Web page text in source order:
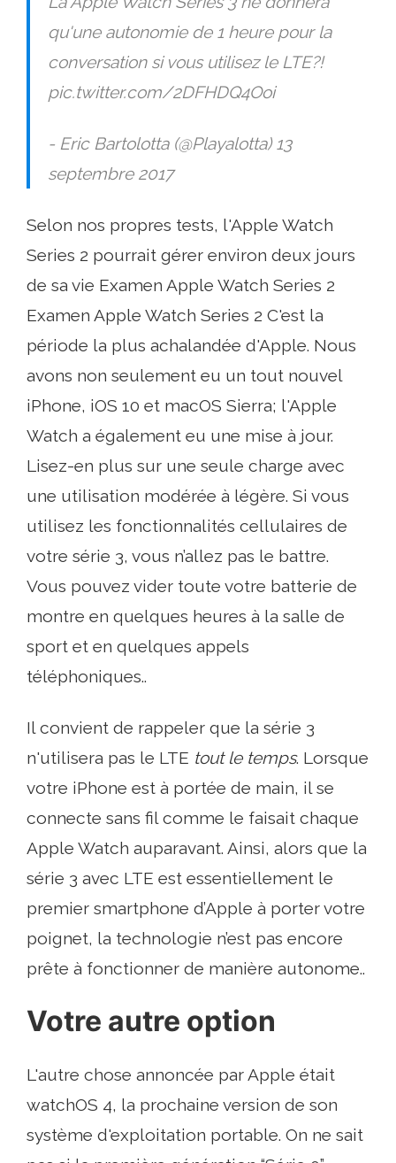
qu'une autonomie de 1 heure pour la
conversation si vous utilisez le LTE?!
pic.twitter.com/2DFHDQ4Ooi
- Eric Bartolotta (@Playalotta) 13
septembre 2017
Selon nos propres tests, l'Apple Watch
Series 2 pourrait gérer environ deux jours
de sa vie Examen Apple Watch Series 2
Examen Apple Watch Series 2 C'est la
période la plus achalandée d'Apple. Nous
avons non seulement eu un tout nouvel
iPhone, iOS 10 et macOS Sierra; l'Apple
Watch a également eu une mise à jour.
Lisez-en plus sur une seule charge avec
une utilisation modérée à légère. Si vous
utilisez les fonctionnalités cellulaires de
votre série 3, vous n’allez pas le battre.
Vous pouvez vider toute votre batterie de
montre en quelques heures à la salle de
sport et en quelques appels
téléphoniques..
Il convient de rappeler que la série 3
n'utilisera pas le LTE tout le temps. Lorsque
votre iPhone est à portée de main, il se
connecte sans fil comme le faisait chaque
Apple Watch auparavant. Ainsi, alors que la
série 3 avec LTE est essentiellement le
premier smartphone d’Apple à porter votre
poignet, la technologie n’est pas encore
prête à fonctionner de manière autonome..
Votre autre option
L'autre chose annoncée par Apple était
watchOS 4, la prochaine version de son
système d'exploitation portable. On ne sait